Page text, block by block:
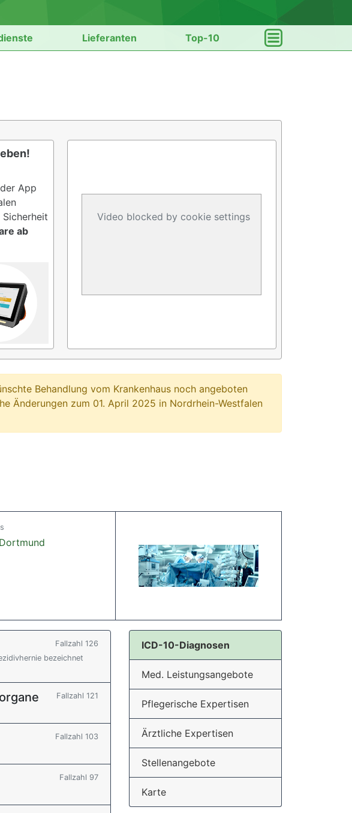
Lieferanten Top-10
App
ab
Video blocked by cookie settings
Behandlung vom Krankenhaus noch angeboten
Änderungen zum 01. April 2025 in Nordrhein-Westfalen
Fallzahl 126
bezeichnet
Fallzahl 121
Fallzahl 103
Fallzahl 97
ICD-10-Diagnosen
Med. Leistungsangebote
Pflegerische Expertisen
Ärztliche Expertisen
Stellenangebote
Karte